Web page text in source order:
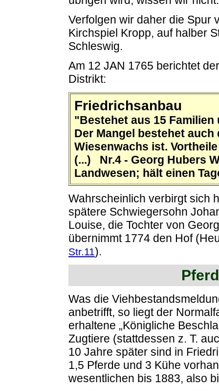
Verfolgen wir daher die Spur
Kirchspiel Kropp, auf halber
Schleswig.
Am 12 JAN 1765 berichtet
Distrikt:
Friedrichsanbau
"Bestehet aus 15 Familien
Der Mangel bestehet
Wiesenwachs ist.
(...) Nr.4 - Georg Hubers
Landwesen; hält einen
Wahrscheinlich verbirgt sich
spätere Schwiegersohn
Louise, die Tochter von
übernimmt 1774 den Hof
Str.11).
Was die
anbetrifft, so liegt der
erhaltene „Königliche
Zugtiere (stattdessen z. T.
10 Jahre später sind in
1,5 Pferde und 3 Kühe
wesentlichen bis 1883, also